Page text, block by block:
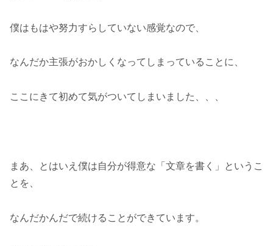
僕はもはや努力すらしていない感覚なので、
なんだか主張がおかしくなってしまっていることに、
ここにきて初めて気がついてしまいました、、、
まあ、とはいえ僕は自分が得意な「文章を書く」というこ
とを、
なんだかんだで続けることができています。